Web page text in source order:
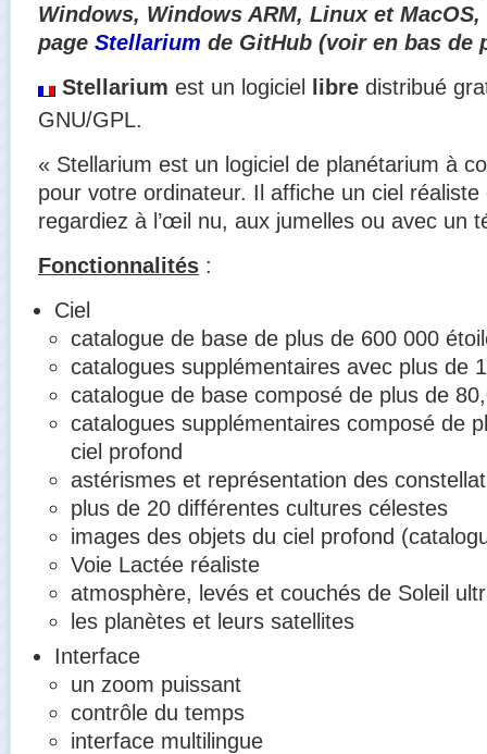
Windows, Windows ARM, Linux et
page Stellarium de GitHub (voir en bas de
Stellarium est un logiciel libre distribué
GNU/GPL.
« Stellarium est un logiciel de planétarium à
pour votre ordinateur. Il affiche un ciel
regardiez à l’œil nu, aux jumelles ou avec un
Fonctionnalités :
Ciel
catalogue de base de plus de 600 000
catalogues supplémentaires avec plus de
catalogue de base composé de plus de
catalogues supplémentaires composé de
ciel profond
astérismes et représentation des
plus de 20 différentes cultures célestes
images des objets du ciel profond
Voie Lactée réaliste
atmosphère, levés et couchés de Soleil
les planètes et leurs satellites
Interface
un zoom puissant
contrôle du temps
interface multilingue